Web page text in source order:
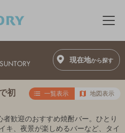
メ
現在地から探す
初
一覧表示 地図表示
歓迎のおすすめ焼酎バー。ひとり
キ、夜景が楽しめるバーなど、タイ